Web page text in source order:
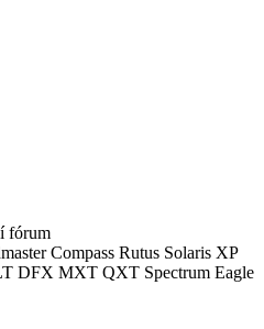
fórum
Compass Rutus Solaris XP
DFX MXT QXT Spectrum Eagle